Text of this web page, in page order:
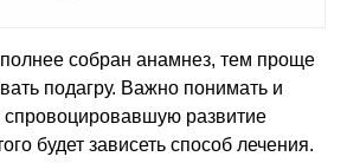
собран анамнез, тем проще
подагру. Важно понимать и
спровоцировавшую развитие
будет зависеть способ лечения.